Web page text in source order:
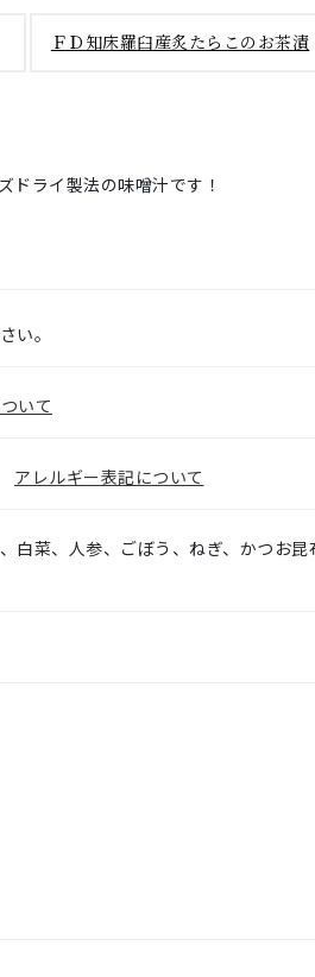
ＦＤ知床羅臼産炙たらこのお茶漬
ドライ製法の味噌汁です！
い。
いて
アレルギー表記について
白菜、人参、ごぼう、ねぎ、かつお